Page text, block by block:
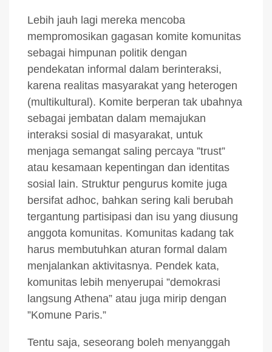
Lebih jauh lagi mereka mencoba
mempromosikan gagasan komite komunitas
sebagai himpunan politik dengan
pendekatan informal dalam berinteraksi,
karena realitas masyarakat yang heterogen
(multikultural). Komite berperan tak ubahnya
sebagai jembatan dalam memajukan
interaksi sosial di masyarakat, untuk
menjaga semangat saling percaya ”trust”
atau kesamaan kepentingan dan identitas
sosial lain. Struktur pengurus komite juga
bersifat adhoc, bahkan sering kali berubah
tergantung partisipasi dan isu yang diusung
anggota komunitas. Komunitas kadang tak
harus membutuhkan aturan formal dalam
menjalankan aktivitasnya. Pendek kata,
komunitas lebih menyerupai ”demokrasi
langsung Athena” atau juga mirip dengan
”Komune Paris.”
Tentu saja, seseorang boleh menyanggah